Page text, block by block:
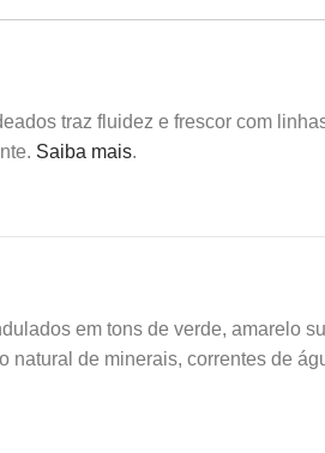
traz fluidez e frescor com
Saiba mais.
em tons de verde, amarelo
de minerais, correntes de